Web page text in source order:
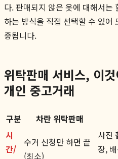
다. 판매되지 않은 옷에 대해서는
하는 방식을 직접 선택할 수 있어
중됩니다.
위탁판매 서비스, 이
개인 중고거래
구분 차란 위탁판매
시
간/
수거 신청만 하면 끝
(최소)
사진
장,